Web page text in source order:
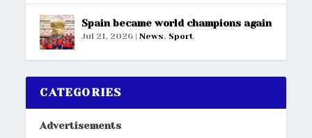
Spain became world champions again
Jul 21, 2026 |News, Sport
CATEGORIES
Advertisements